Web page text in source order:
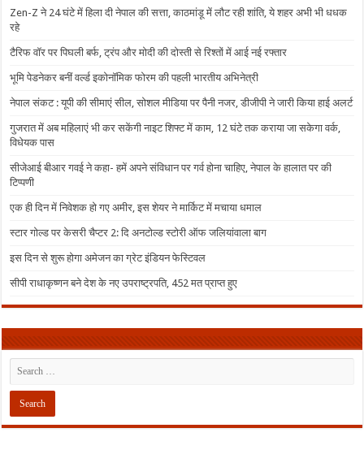
Zen-Z ने 24 घंटे में हिला दी नेपाल की सत्ता, काठमांडू में लौट रही शांति, ये शहर अभी भी धधक
रहे
टैरिफ वॉर पर पिघली बर्फ, ट्रंप और मोदी की दोस्ती से रिश्तों में आई नई रफ्तार
भूमि पेडनेकर बनीं वर्ल्ड इकोनॉमिक फोरम की पहली भारतीय अभिनेत्री
नेपाल संकट : यूपी की सीमाएं सील, सोशल मीडिया पर पैनी नजर, डीजीपी ने जारी किया हाई अलर्ट
गुजरात में अब महिलाएं भी कर सकेंगी नाइट शिफ्ट में काम, 12 घंटे तक कराया जा सकेगा वर्क,
विधेयक पास
सीजेआई बीआर गवई ने कहा- हमें अपने संविधान पर गर्व होना चाहिए, नेपाल के हालात पर की
टिप्पणी
एक ही दिन में निवेशक हो गए अमीर, इस शेयर ने मार्किट में मचाया धमाल
स्टार गोल्ड पर केसरी चैप्टर 2: दि अनटोल्ड स्टोरी ऑफ जलियांवाला बाग
इस दिन से शुरू होगा अमेजन का ग्रेट इंडियन फेस्टिवल
सीपी राधाकृष्णन बने देश के नए उपराष्ट्रपति, 452 मत प्राप्त हुए